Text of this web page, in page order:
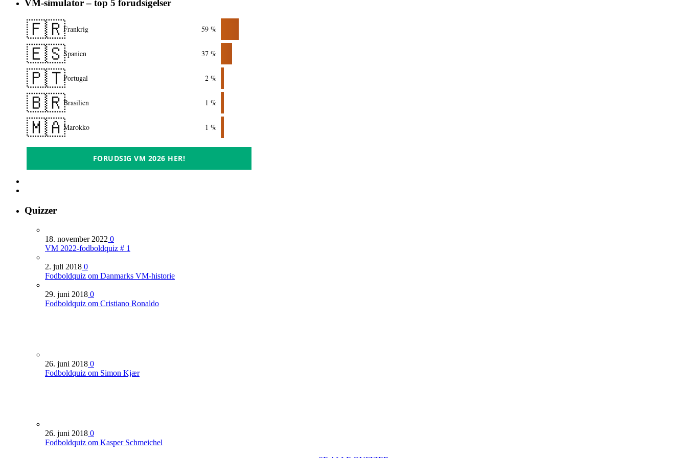
VM-simulator – top 5 forudsigelser
🇫🇷Frankrig 59 %
🇪🇸Spanien 37 %
🇵🇹Portugal 2 %
🇧🇷Brasilien 1 %
🇲🇦Marokko 1 %
FORUDSIG VM 2026 HER!
Quizzer
18. november 2022 0
VM 2022-fodboldquiz # 1
2. juli 2018 0
Fodboldquiz om Danmarks VM-historie
29. juni 2018 0
Fodboldquiz om Cristiano Ronaldo
26. juni 2018 0
Fodboldquiz om Simon Kjær
26. juni 2018 0
Fodboldquiz om Kasper Schmeichel